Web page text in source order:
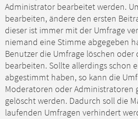
Administrator bearbeitet werden.
bearbeiten, ändere den ersten
dieser ist immer mit der Umfrage
niemand eine Stimme abgegeben
Benutzer die Umfrage löschen
bearbeiten. Sollte allerdings schon
abgestimmt haben, so kann die
Moderatoren oder Administratoren
gelöscht werden. Dadurch soll die
laufenden Umfragen verhindert